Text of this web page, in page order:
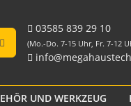
03585 839 29 10
(Mo.-Do. 7-15 Uhr, Fr. 7-12
UND WERKZEUG